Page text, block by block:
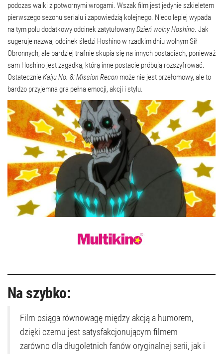
podczas walki z potwornymi wrogami. Wszak film jest jedynie szkieletem
pierwszego sezonu serialu i zapowiedzią kolejnego. Nieco lepiej wypada
na tym polu dodatkowy odcinek zatytułowanyDzień wolny Hoshino. Jak
sugeruje nazwa, odcinek śledzi Hoshino w rzadkim dniu wolnym Sił
Obronnych, ale bardziej trafnie skupia się na innych postaciach, ponieważ
sam Hoshino jest zagadką, którą inne postacie próbują rozszyfrować.
OstatecznieKaiju No. 8: Mission Recon może nie jest przełomowy, ale to
bardzo przyjemna gra pełna emocji, akcji i stylu.
Na szybko:
Film osiąga równowagę między akcją a humorem,
dzięki czemu jest satysfakcjonującym filmem
zarówno dla długoletnich fanów oryginalnej serii, jak i